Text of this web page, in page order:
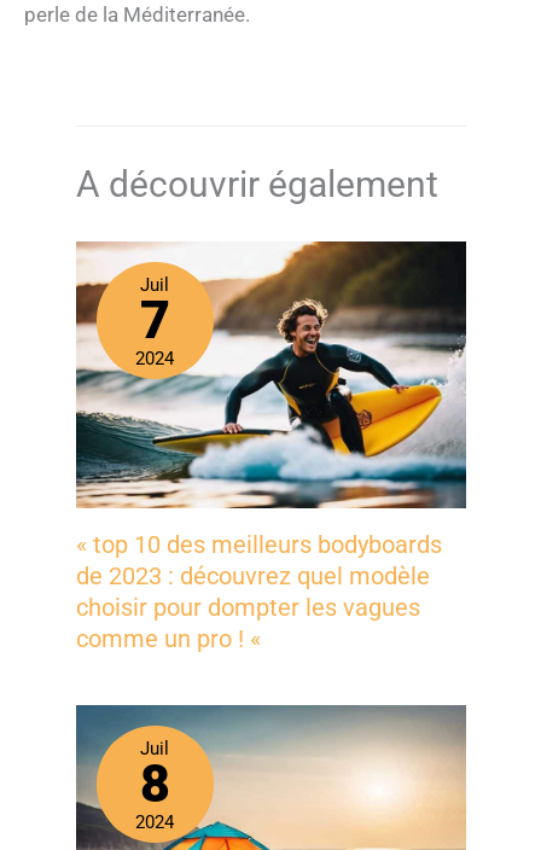
perle de la Méditerranée.
A découvrir également
Juil
7
2024
« top 10 des meilleurs bodyboards
de 2023 : découvrez quel modèle
choisir pour dompter les vagues
comme un pro ! «
Juil
8
2024